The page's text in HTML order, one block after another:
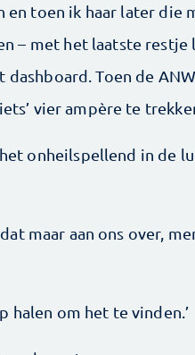
en toen ik haar later die
– met het laatste restje
Toen de
vier ampère te
onheilspellend in de
maar aan ons over,
halen om het te vinden.’